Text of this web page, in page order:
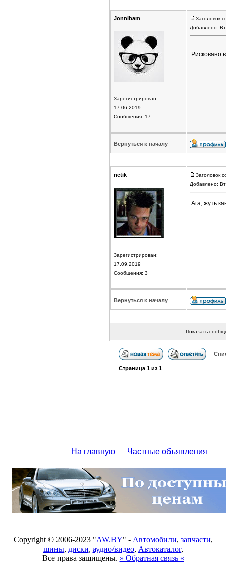
Jonnibam
Зарегистрирован:
17.06.2019
Сообщения: 17
Заголовок
Добавлено:
Рисковано
Вернуться к началу
netik
Зарегистрирован:
17.09.2019
Сообщения: 3
Заголовок
Добавлено:
Ага, жуть
Вернуться к началу
Показать
Страница 1из 1
На главную Частные объявления
Copyright © 2006-2023 "AW.BY" - Автомобили, запчасти,
шины, диски, аудио/видео, Автокаталог,
Все права защищены. » Обратная связь «